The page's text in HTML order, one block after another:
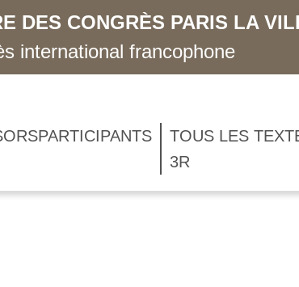
DES CONGRÈS PARIS LA
international francophone
PARTICIPANTS
TOUS LES
3R